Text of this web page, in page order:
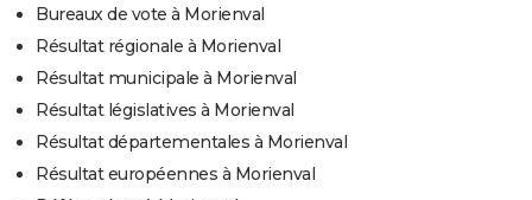
Bureaux de vote à Morienval
Résultat régionale à Morienval
Résultat municipale à Morienval
Résultat législatives à Morienval
Résultat départementales à Morienval
Résultat européennes à Morienval